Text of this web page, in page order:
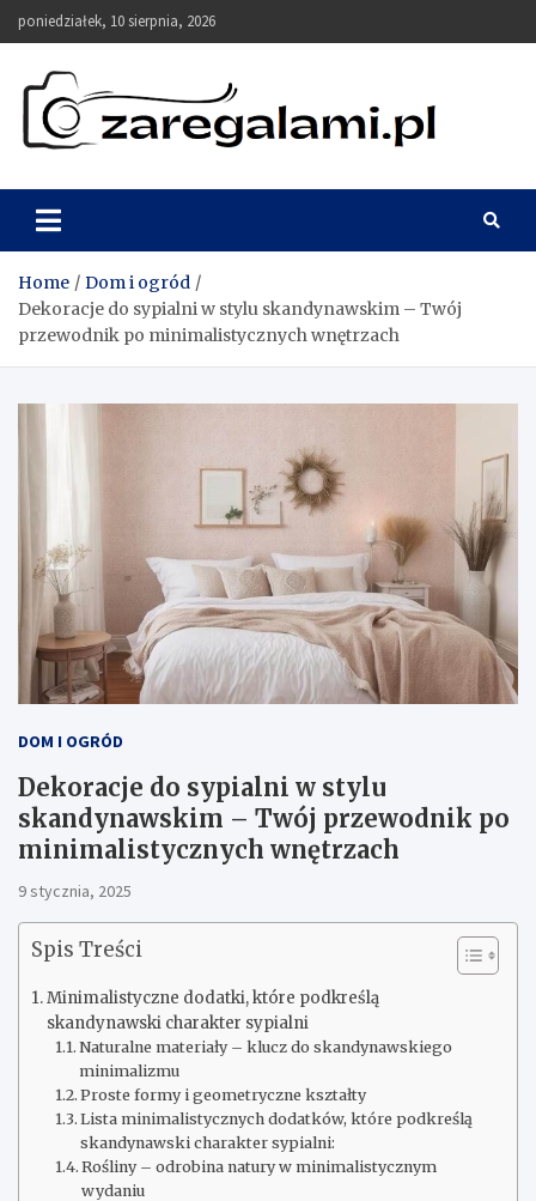
to
poniedziałek, 10 sierpnia, 2026
zaregalami.pl
Home
Dom i ogród
Dekoracje do sypialni w stylu skandynawskim – Twój
przewodnik po minimalistycznych wnętrzach
DOM I OGRÓD
Dekoracje do sypialni w stylu
skandynawskim – Twój przewodnik po
minimalistycznych wnętrzach
9 stycznia, 2025
Spis Treści
Minimalistyczne dodatki, które podkreślą
skandynawski charakter sypialni
Naturalne materiały – klucz do skandynawskiego
minimalizmu
Proste formy i geometryczne kształty
Lista minimalistycznych dodatków, które podkreślą
skandynawski charakter sypialni:
Rośliny – odrobina natury w minimalistycznym
wydaniu